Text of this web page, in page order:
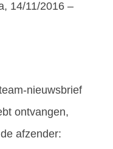
14/11/2016 –
nieuwsbrief
ontvangen,
afzender: